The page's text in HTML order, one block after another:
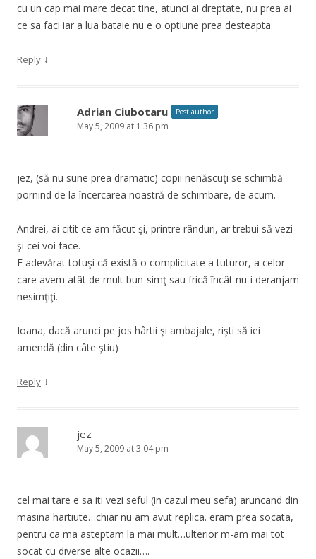
cu un cap mai mare decat tine, atunci ai dreptate, nu prea ai
ce sa faci iar a lua bataie nu e o optiune prea desteapta.
Reply ↓
Adrian Ciubotaru Post author
May 5, 2009 at 1:36 pm
jez, (să nu sune prea dramatic) copii nenăscuţi se schimbă
pornind de la încercarea noastră de schimbare, de acum.
Andrei, ai citit ce am făcut şi, printre rânduri, ar trebui să vezi
şi cei voi face.
E adevărat totuşi că există o complicitate a tuturor, a celor
care avem atât de mult bun-simţ sau frică încât nu-i deranjam
nesimţiţi.
Ioana, dacă arunci pe jos hârtii şi ambajale, rişti să iei
amendă (din câte ştiu)
Reply ↓
jez
May 5, 2009 at 3:04 pm
cel mai tare e sa iti vezi seful (in cazul meu sefa) aruncand din
masina hartiute…chiar nu am avut replica. eram prea socata,
pentru ca ma asteptam la mai mult…ulterior m-am mai tot
socat cu diverse alte ocazii….